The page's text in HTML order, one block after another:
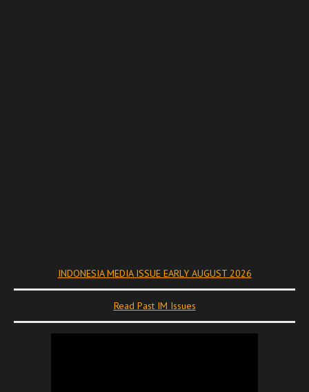
INDONESIA MEDIA ISSUE EARLY AUGUST 2026
Read Past IM Issues